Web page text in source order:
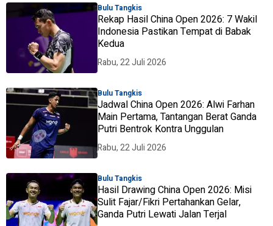
Bulu Tangkis
Rekap Hasil China Open 2026: 7 Wakil
Indonesia Pastikan Tempat di Babak
Kedua
Rabu, 22 Juli 2026
Bulu Tangkis
Jadwal China Open 2026: Alwi Farhan
Main Pertama, Tantangan Berat Ganda
Putri Bentrok Kontra Unggulan
Rabu, 22 Juli 2026
Bulu Tangkis
Hasil Drawing China Open 2026: Misi
Sulit Fajar/Fikri Pertahankan Gelar,
Ganda Putri Lewati Jalan Terjal